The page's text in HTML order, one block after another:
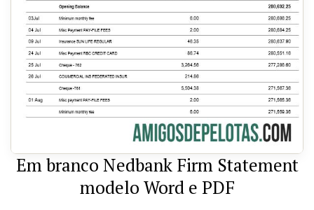
Em branco Nedbank Firm Statement
modelo Word e PDF